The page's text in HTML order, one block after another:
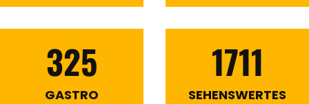
325
GASTRO
1711
SEHENSWERTES